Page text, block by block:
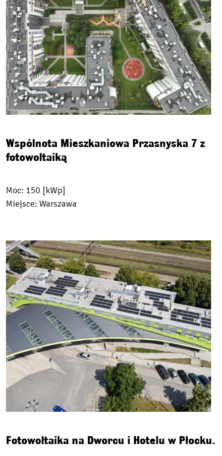
Wspólnota Mieszkaniowa Przasnyska 7 z
fotowoltaiką
Moc: 150 [kWp]
Miejsce: Warszawa
Fotowoltaika na Dworcu i Hotelu w Płocku.